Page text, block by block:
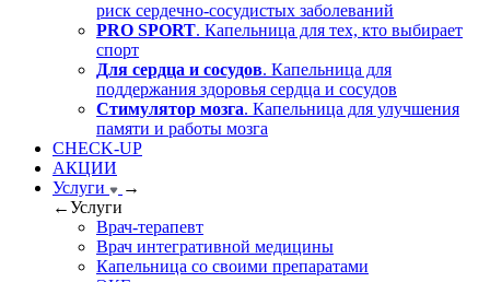
риск сердечно-сосудистых заболеваний
PRO SPORT. Капельница для тех, кто выбирает
спорт
Для сердца и сосудов. Капельница для
поддержания здоровья сердца и сосудов
Стимулятор мозга. Капельница для улучшения
памяти и работы мозга
CHECK-UP
АКЦИИ
Услуги
→
←Услуги
Врач-терапевт
Врач интегративной медицины
Капельница со своими препаратами